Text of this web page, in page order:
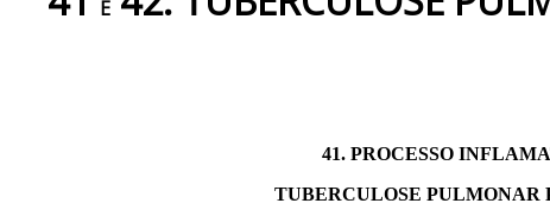
E
41. PROCESSO
TUBERCULOSE PULMONAR